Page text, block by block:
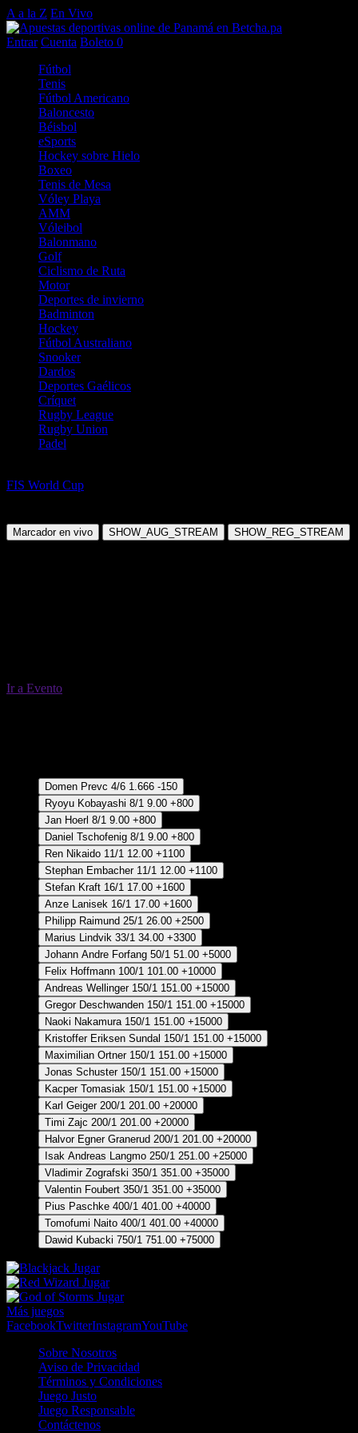
A a la Z En Vivo
Entrar Cuenta Boleto 0
Fútbol
Tenis
Fútbol Americano
Baloncesto
Béisbol
eSports
Hockey sobre Hielo
Boxeo
Tenis de Mesa
Vóley Playa
AMM
Vóleibol
Balonmano
Golf
Ciclismo de Ruta
Motor
Deportes de invierno
Badminton
Hockey
Fútbol Australiano
Snooker
Dardos
Deportes Gaélicos
Críquet
Rugby League
Rugby Union
Padel
FIS World Cup
Marcador en vivo SHOW_AUG_STREAM SHOW_REG_STREAM
Ir a Evento
Domen Prevc 4/6 1.666 -150
Ryoyu Kobayashi 8/1 9.00 +800
Jan Hoerl 8/1 9.00 +800
Daniel Tschofenig 8/1 9.00 +800
Ren Nikaido 11/1 12.00 +1100
Stephan Embacher 11/1 12.00 +1100
Stefan Kraft 16/1 17.00 +1600
Anze Lanisek 16/1 17.00 +1600
Philipp Raimund 25/1 26.00 +2500
Marius Lindvik 33/1 34.00 +3300
Johann Andre Forfang 50/1 51.00 +5000
Felix Hoffmann 100/1 101.00 +10000
Andreas Wellinger 150/1 151.00 +15000
Gregor Deschwanden 150/1 151.00 +15000
Naoki Nakamura 150/1 151.00 +15000
Kristoffer Eriksen Sundal 150/1 151.00 +15000
Maximilian Ortner 150/1 151.00 +15000
Jonas Schuster 150/1 151.00 +15000
Kacper Tomasiak 150/1 151.00 +15000
Karl Geiger 200/1 201.00 +20000
Timi Zajc 200/1 201.00 +20000
Halvor Egner Granerud 200/1 201.00 +20000
Isak Andreas Langmo 250/1 251.00 +25000
Vladimir Zografski 350/1 351.00 +35000
Valentin Foubert 350/1 351.00 +35000
Pius Paschke 400/1 401.00 +40000
Tomofumi Naito 400/1 401.00 +40000
Dawid Kubacki 750/1 751.00 +75000
Jugar
Jugar
Jugar
Más juegos
FacebookTwitterInstagramYouTube
Sobre Nosotros
Aviso de Privacidad
Términos y Condiciones
Juego Justo
Juego Responsable
Contáctenos